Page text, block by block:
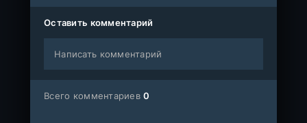
Оставить комментарий
Написать комментарий
Всего комментариев0